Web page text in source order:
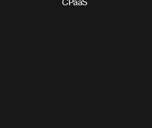
CPaaS